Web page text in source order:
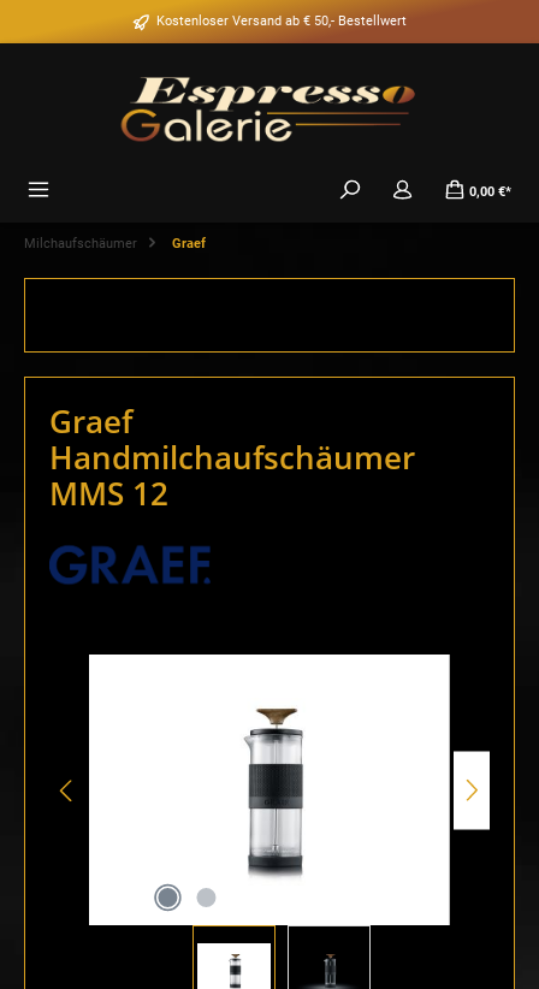
Kostenloser Versand ab € 50,- Bestellwert
0,00 €*
Milchaufschäumer Graef
Graef
Handmilchaufschäumer
MMS 12